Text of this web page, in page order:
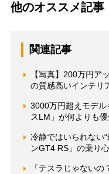
他のオススメ記事
関連記事
【写真】200万円
の質感高いインテリ
3000万円超えモデ
スLM」が何よりも
冷静ではいられない
ンGT4 RS」の乗り
「テスラじゃない